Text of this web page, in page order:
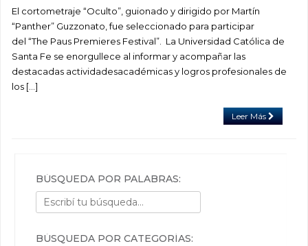
El cortometraje “Oculto”, guionado y dirigido por Martín
“Panther” Guzzonato, fue seleccionado para participar
del “The Paus Premieres Festival”. La Universidad Católica de
Santa Fe se enorgullece al informar y acompañar las
destacadas actividadesacadémicas y logros profesionales de
los […]
Leer Más
BÚSQUEDA POR PALABRAS:
BÚSQUEDA POR CATEGORÍAS: